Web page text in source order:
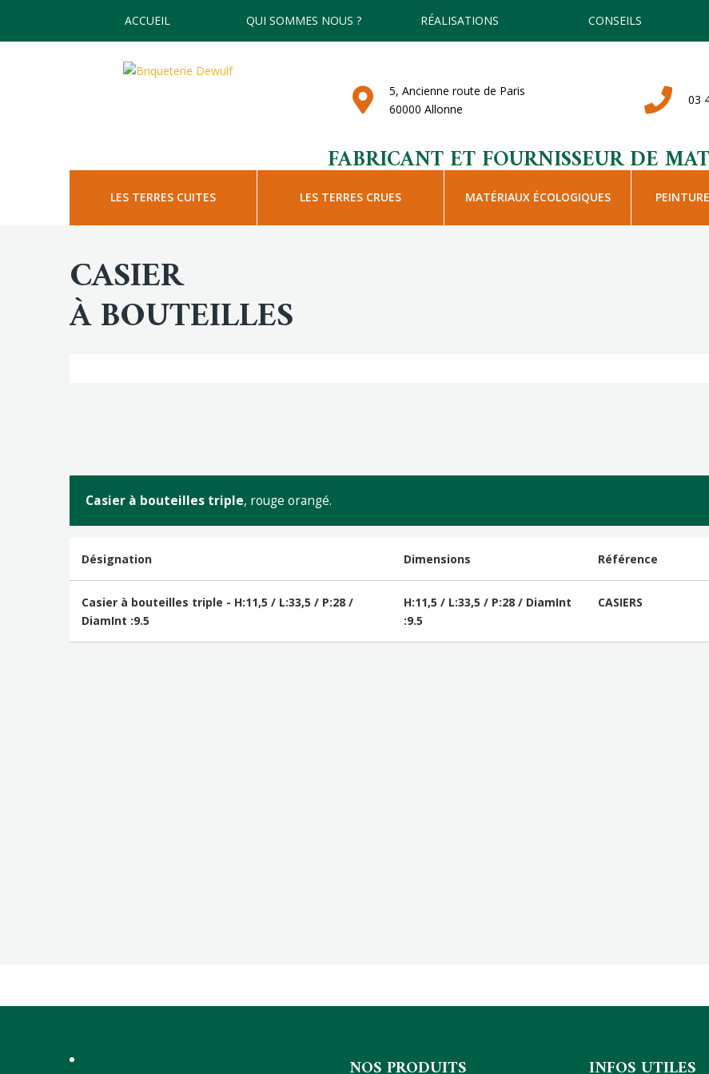
ACCUEIL QUI SOMMES NOUS ? RÉALISATIONS CONSEILS
5, Ancienne route de Paris
60000 Allonne
03
FABRICANT ET FOURNISSEUR DE
LES TERRES CUITES LES TERRES CRUES MATÉRIAUX ÉCOLOGIQUES
CASIER
À BOUTEILLES
Casier à bouteilles triple, rouge orangé.
Désignation Dimensions Référence
Casier à bouteilles triple - H:11,5 / L:33,5 / P:28 /
DiamInt :9.5
H:11,5 / L:33,5 / P:28 / DiamInt
:9.5
CASIERS